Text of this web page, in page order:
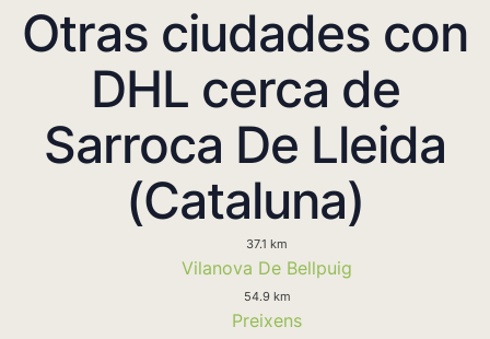
Otras ciudades con
DHL cerca de
Sarroca De Lleida
(Cataluna)
37.1 km
Vilanova De Bellpuig
54.9 km
Preixens